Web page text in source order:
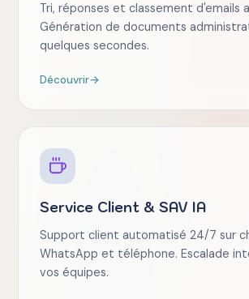
Tri, réponses et classement d'emails
Génération de documents
quelques secondes.
Découvrir→
Service Client & SAV IA
Support client automatisé 24/7 sur
WhatsApp et téléphone. Escalade
vos équipes.